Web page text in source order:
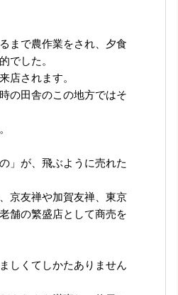
まで農作業をされ、夕食
でした。
店されます。
の田舎のこの地方ではそ
」が、飛ぶように売れた
京友禅や加賀友禅、東京
舗の繁盛店として商売を
しくてしかたありません